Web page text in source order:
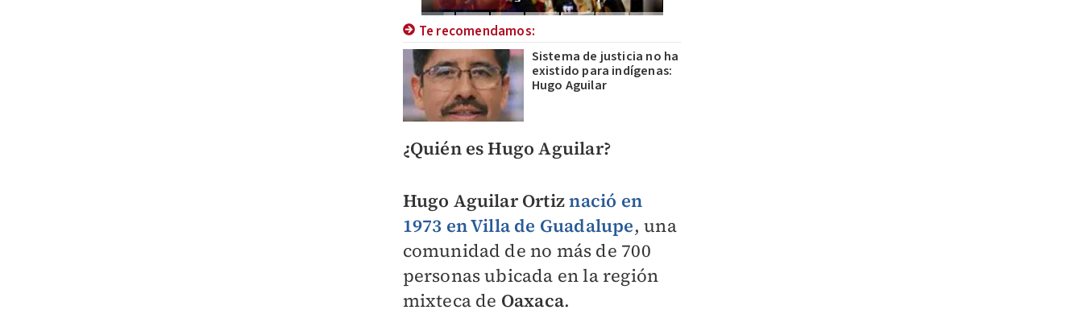
Te recomendamos:
Sistema de justicia no ha
existido para indígenas:
Hugo Aguilar
¿Quién es Hugo Aguilar?
Hugo Aguilar Ortiznació en
1973 en Villa de Guadalupe, una
comunidad de no más de 700
personas ubicada en la región
mixteca de Oaxaca.